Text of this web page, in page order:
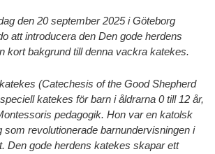
den 20 september 2025 i Göteborg
att introducera den Den gode herdens
kort bakgrund till denna vackra katekes.
(Catechesis of the Good Shepherd
katekes för barn i åldrarna 0 till 12 år,
pedagogik. Hon var en katolsk
som revolutionerade barnundervisningen i
Den gode herdens katekes skapar ett